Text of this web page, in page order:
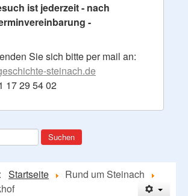
ist jederzeit - nach
-
Sie sich bitte per mail an:
steinach.de
17 29 54 02
Suchen
Startseite
Rund um Steinach